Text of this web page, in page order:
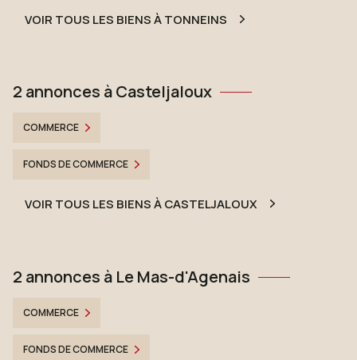
VOIR TOUS LES BIENS À TONNEINS
2 annonces à Casteljaloux
COMMERCE
FONDS DE COMMERCE
VOIR TOUS LES BIENS À CASTELJALOUX
2 annonces à Le Mas-d'Agenais
COMMERCE
FONDS DE COMMERCE